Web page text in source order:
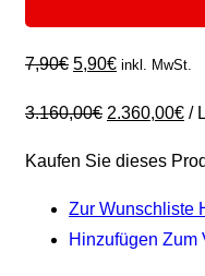
7,90€ 5,90€ inkl. MwSt.
3.160,00€ 2.360,00€ /
Kaufen Sie dieses
Zur Wunschliste
Hinzufügen Zum